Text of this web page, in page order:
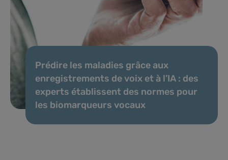
Prédire les maladies grâce aux
enregistrements de voix et à l’IA : des
experts établissent des normes pour
les biomarqueurs vocaux